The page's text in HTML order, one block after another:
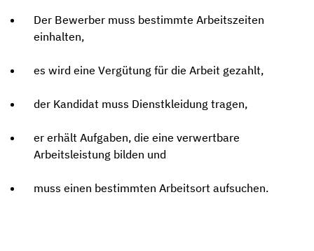
Der Bewerber muss bestimmte Arbeitszeiten
einhalten,
es wird eine Vergütung für die Arbeit gezahlt,
der Kandidat muss Dienstkleidung tragen,
er erhält Aufgaben, die eine verwertbare
Arbeitsleistung bilden und
muss einen bestimmten Arbeitsort aufsuchen.